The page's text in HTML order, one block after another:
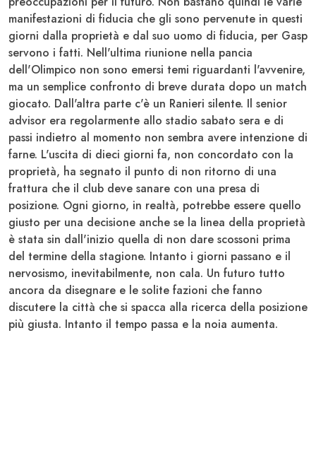
manifestazioni di fiducia che gli sono pervenute in questi
giorni dalla proprietà e dal suo uomo di fiducia, per Gasp
servono i fatti. Nell'ultima riunione nella pancia
dell'Olimpico non sono emersi temi riguardanti l'avvenire,
ma un semplice confronto di breve durata dopo un match
giocato. Dall'altra parte c'è un Ranieri silente. Il senior
advisor era regolarmente allo stadio sabato sera e di
passi indietro al momento non sembra avere intenzione di
farne. L'uscita di dieci giorni fa, non concordato con la
proprietà, ha segnato il punto di non ritorno di una
frattura che il club deve sanare con una presa di
posizione. Ogni giorno, in realtà, potrebbe essere quello
giusto per una decisione anche se la linea della proprietà
è stata sin dall'inizio quella di non dare scossoni prima
del termine della stagione. Intanto i giorni passano e il
nervosismo, inevitabilmente, non cala. Un futuro tutto
ancora da disegnare e le solite fazioni che fanno
discutere la città che si spacca alla ricerca della posizione
più giusta. Intanto il tempo passa e la noia aumenta.